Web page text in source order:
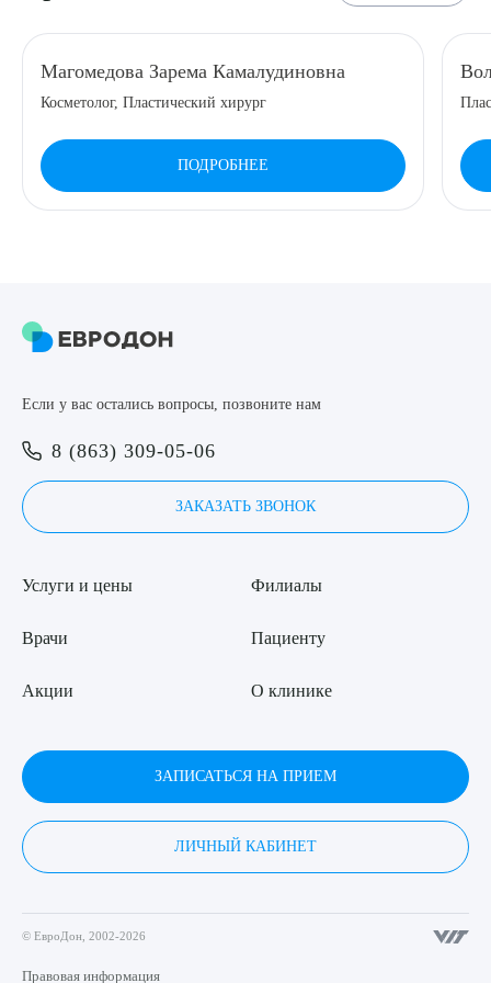
Магомедова Зарема Камалудиновна
Косметолог, Пластический хирург
ПОДРОБНЕЕ
Если у вас остались вопросы, позвоните нам
8 (863) 309-05-06
ЗАКАЗАТЬ ЗВОНОК
Услуги и цены
Врачи
Акции
Филиалы
Пациенту
О клинике
ЗАПИСАТЬСЯ НА ПРИЕМ
ЛИЧНЫЙ КАБИНЕТ
© ЕвроДон, 2002-2026
Правовая информация